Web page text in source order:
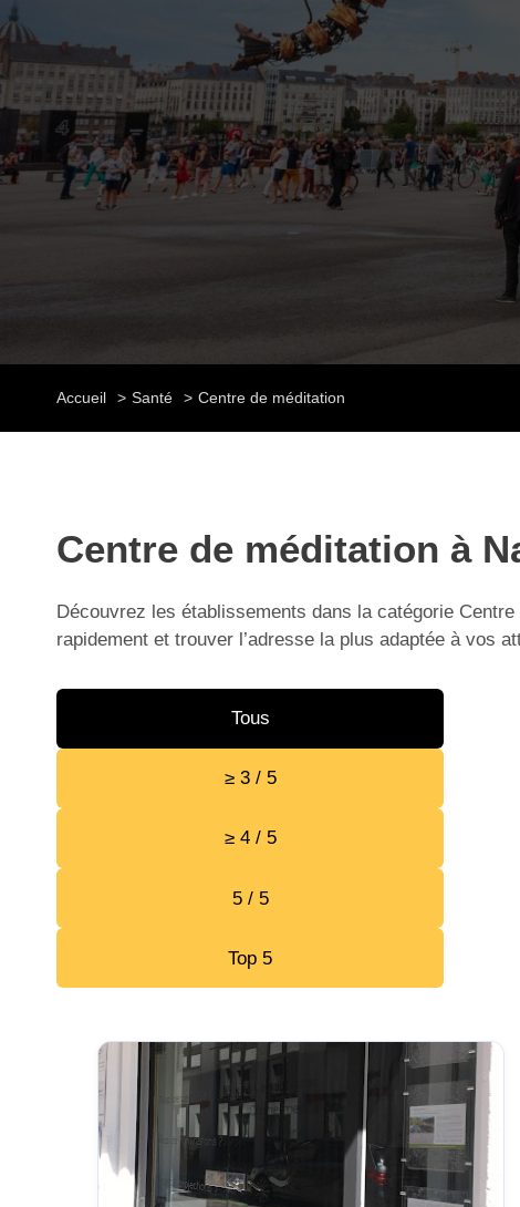
Accueil Santé Centre de méditation
Centre de méditation à
Découvrez les établissements dans la catégorie
rapidement et trouver l’adresse la plus adaptée à vos
Tous
≥ 3 / 5
≥ 4 / 5
5 / 5
Top 5